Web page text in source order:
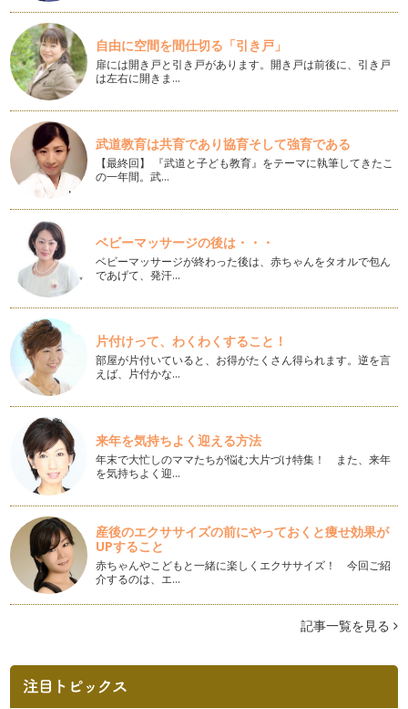
健康寿命が長くなる舌づくりは離乳食期から
赤ちゃんにとっての離乳食は「食べるための練習」と捉える方
も多いかもしれませんが、実際は食べ…
お野菜だしも簡単に
離乳食が進んでくるとおだしを使ってのお料理が増えてくると
思いますが、昆布、かつおぶし、お野…
離乳食開始はおだしのデビュー？
離乳食を始めると同時におだしをとらなきゃ！と思われる方も
多くいるかもしれませんが、まずは素…
離乳食でのおだし活用
離乳食のはじめはペーストにしたとろとろのおかゆから徐々に
野菜のペーストに慣らしていきますね…
かつおぶし本来の姿、本節とは
普段手に取ることの多いかつおぶしは削ってあるものが多いで
すが、本来のかつおぶしは生のカツオ…
ダイエットのお供にかつおぶしを
かつおぶしの素となる「カツオ」はマグロなどと同じ仲間の回
遊魚。一生休むことなく、泳ぎ続ける…
冷蔵庫の残り野菜をおいしいおだしに
離乳食づくりを始めると、特に塩分については気になるところ
ですよね。離乳食の作り方などを聞く…
かつおぶしパックは美味しいうちに使い切ろう
おだしには実は種類がたくさんあります。かつおぶしについて
お話しさせていただくことが多いです…
今日から主役にしよう、かつおぶし
「かつおぶし」と言われると和食のお出汁、お豆腐の薬味やお
災害時の備え、どうしていますか。東日本大震災以降、防災意
識が高くなったご家庭も多いかと思い…
自由に空間を間仕切る「引き戸」
扉には開き戸と引き戸があります。開き戸は前後に、引き戸
は左右に開きま…
武道教育は共育であり協育そして強育である
【最終回】 『武道と子ども教育』をテーマに執筆してきたこ
の一年間。武…
ベビーマッサージの後は・・・
ベビーマッサージが終わった後は、赤ちゃんをタオルで包ん
であげて、発汗…
片付けって、わくわくすること！
部屋が片付いていると、お得がたくさん得られます。逆を言
えば、片付かな…
来年を気持ちよく迎える方法
年末で大忙しのママたちが悩む大片づけ特集！ また、来年
を気持ちよく迎…
産後のエクササイズの前にやっておくと痩せ効果が
UPすること
赤ちゃんやこどもと一緒に楽しくエクササイズ！ 今回ご紹
介するのは、エ…
記事一覧を見る